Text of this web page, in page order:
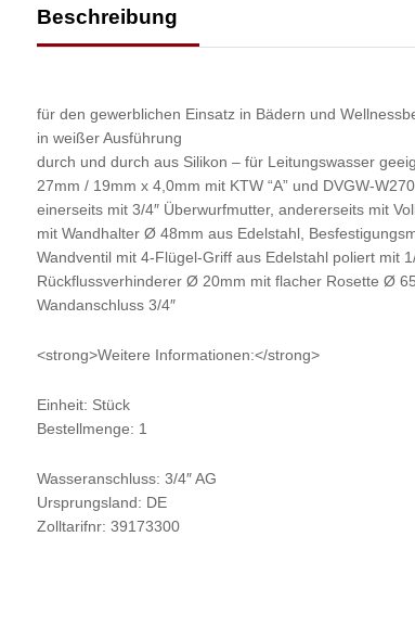
Beschreibung
für den gewerblichen Einsatz in Bädern und
in weißer Ausführung
durch und durch aus Silikon – für Leitungswasser
27mm / 19mm x 4,0mm mit KTW “A” und DVGW-
einerseits mit 3/4″ Überwurfmutter, andererseits mit
mit Wandhalter Ø 48mm aus Edelstahl,
Wandventil mit 4-Flügel-Griff aus Edelstahl poliert mit
Rückflussverhinderer Ø 20mm mit flacher Rosette Ø
Wandanschluss 3/4″
<strong>Weitere Informationen:</strong>
Einheit: Stück
Bestellmenge: 1
Wasseranschluss: 3/4″ AG
Ursprungsland: DE
Zolltarifnr: 39173300